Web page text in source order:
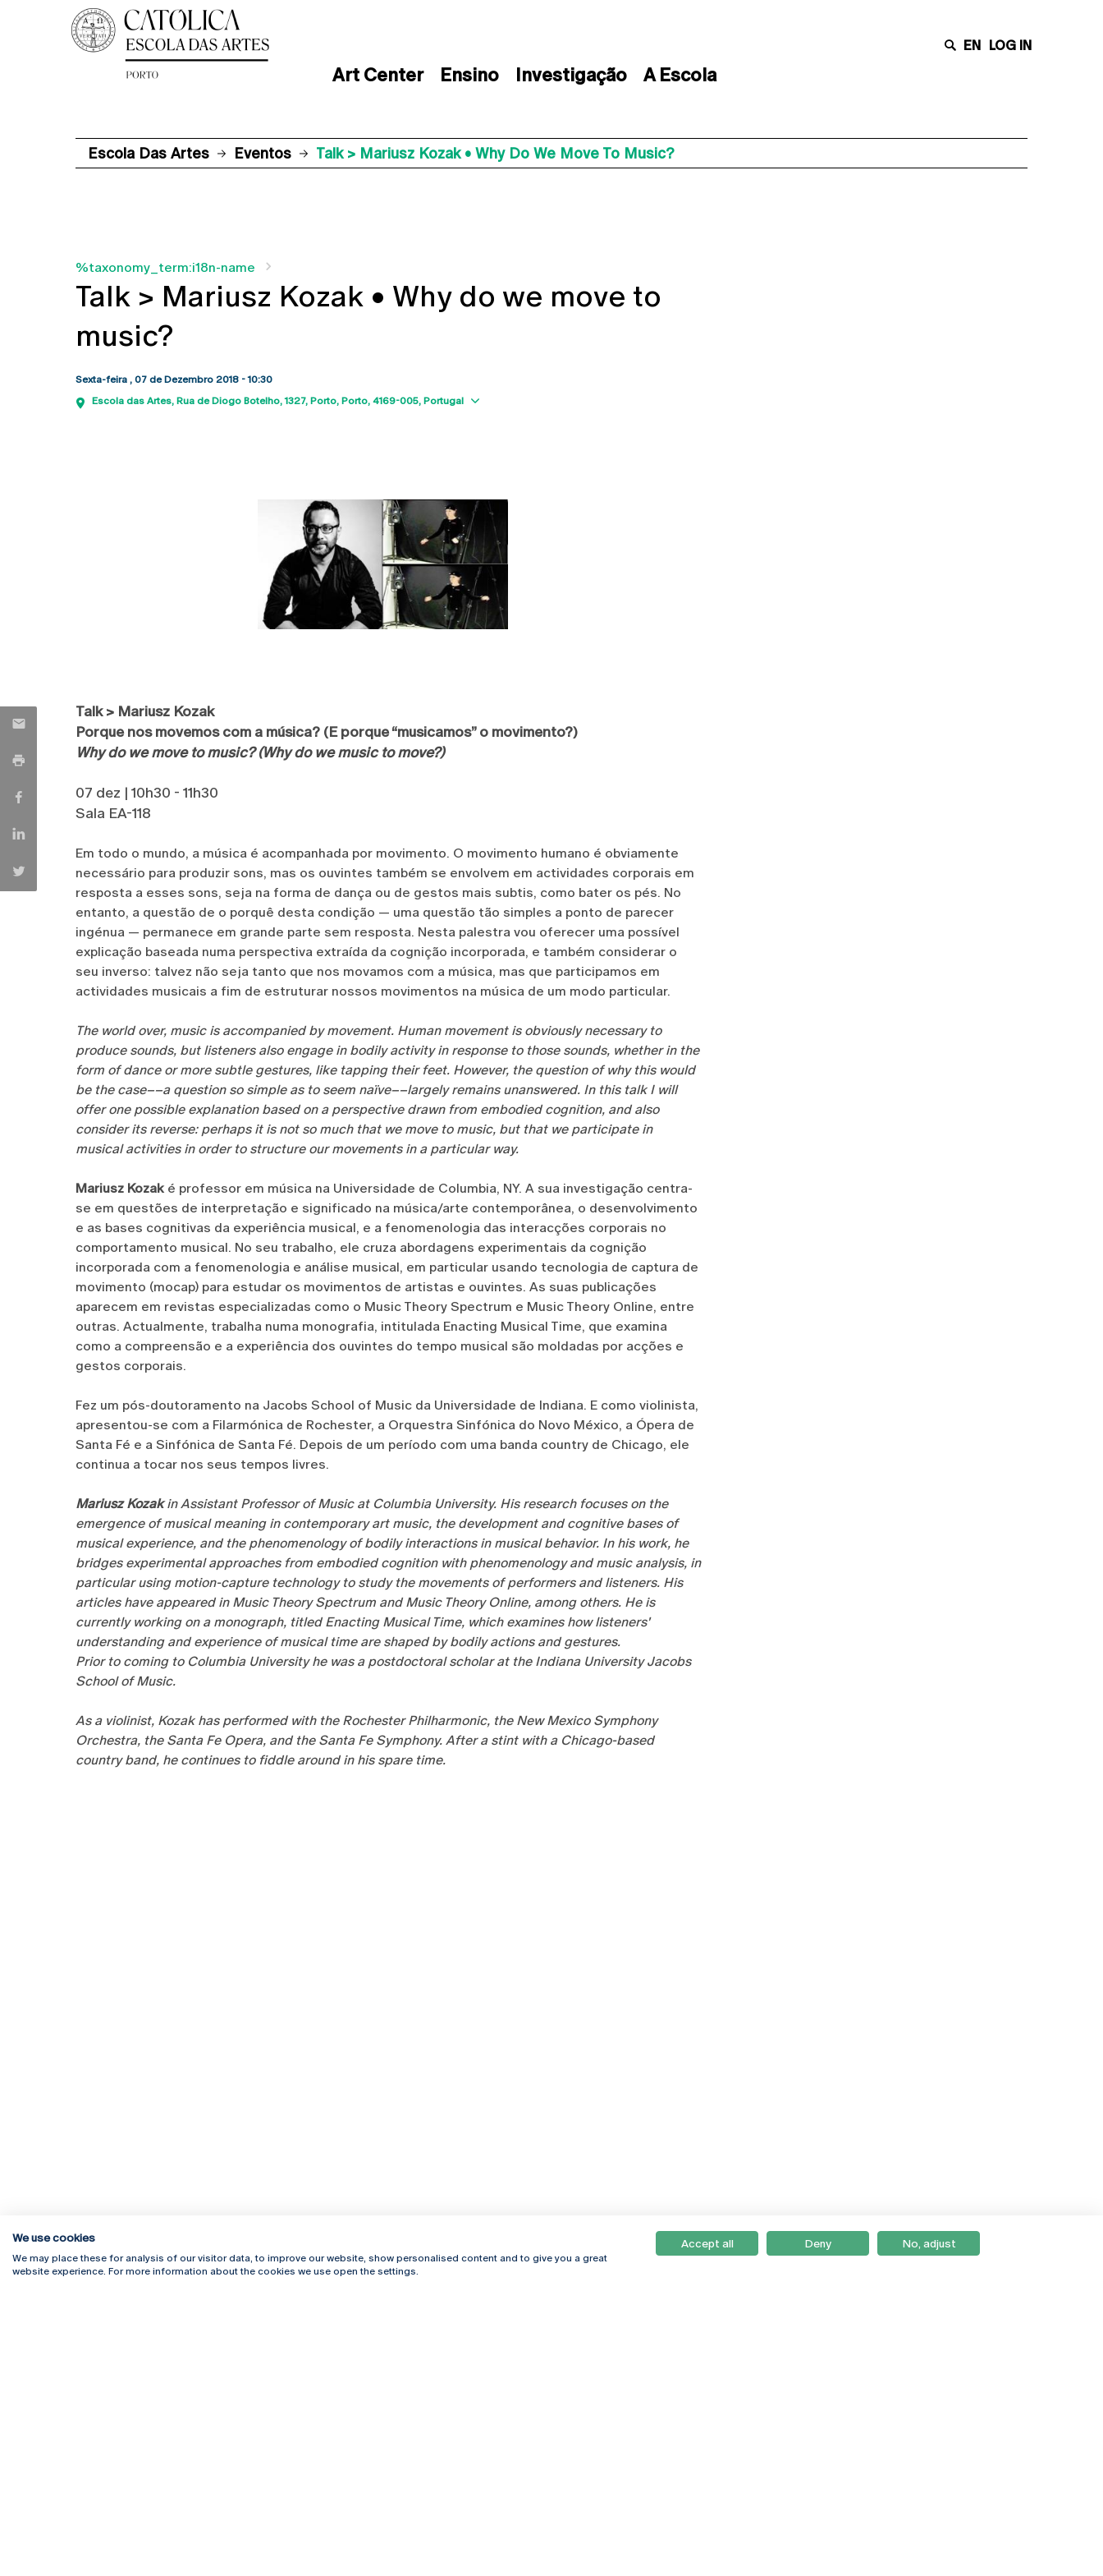
Art Center Ensino Investigação A Escola
EN LOG IN
Escola Das Artes Eventos Talk > Mariusz Kozak • Why Do We Move To Music?
%taxonomy_term:i18n-name
Talk > Mariusz Kozak • Why do we move to
music?
Sexta-feira , 07 de Dezembro 2018 - 10:30
Escola das Artes Rua de Diogo Botelho, 1327 Porto Porto 4169-005 Portugal
Talk > Mariusz Kozak
Porque nos movemos com a música? (E porque “musicamos” o movimento?)
Why do we move to music? (Why do we music to move?)
07 dez | 10h30 - 11h30
Sala EA-118
Em todo o mundo, a música é acompanhada por movimento. O movimento humano é obviamente
necessário para produzir sons, mas os ouvintes também se envolvem em actividades corporais em
resposta a esses sons, seja na forma de dança ou de gestos mais subtis, como bater os pés. No
entanto, a questão de o porquê desta condição — uma questão tão simples a ponto de parecer
ingénua — permanece em grande parte sem resposta. Nesta palestra vou oferecer uma possível
explicação baseada numa perspectiva extraída da cognição incorporada, e também considerar o
seu inverso: talvez não seja tanto que nos movamos com a música, mas que participamos em
actividades musicais a fim de estruturar nossos movimentos na música de um modo particular.
The world over, music is accompanied by movement. Human movement is obviously necessary to
produce sounds, but listeners also engage in bodily activity in response to those sounds, whether in the
form of dance or more subtle gestures, like tapping their feet. However, the question of why this would
be the case––a question so simple as to seem naïve––largely remains unanswered. In this talk I will
offer one possible explanation based on a perspective drawn from embodied cognition, and also
consider its reverse: perhaps it is not so much that we move to music, but that we participate in
musical activities in order to structure our movements in a particular way.
Mariusz Kozak é professor em música na Universidade de Columbia, NY. A sua investigação centra-
se em questões de interpretação e significado na música/arte contemporânea, o desenvolvimento
e as bases cognitivas da experiência musical, e a fenomenologia das interacções corporais no
comportamento musical. No seu trabalho, ele cruza abordagens experimentais da cognição
incorporada com a fenomenologia e análise musical, em particular usando tecnologia de captura de
movimento (mocap) para estudar os movimentos de artistas e ouvintes. As suas publicações
aparecem em revistas especializadas como o Music Theory Spectrum e Music Theory Online, entre
outras. Actualmente, trabalha numa monografia, intitulada Enacting Musical Time, que examina
como a compreensão e a experiência dos ouvintes do tempo musical são moldadas por acções e
gestos corporais.
Fez um pós-doutoramento na Jacobs School of Music da Universidade de Indiana. E como violinista,
apresentou-se com a Filarmónica de Rochester, a Orquestra Sinfónica do Novo México, a Ópera de
Santa Fé e a Sinfónica de Santa Fé. Depois de um período com uma banda country de Chicago, ele
continua a tocar nos seus tempos livres.
Mariusz Kozakin Assistant Professor of Music at Columbia University. His research focuses on the
emergence of musical meaning in contemporary art music, the development and cognitive bases of
musical experience, and the phenomenology of bodily interactions in musical behavior. In his work, he
bridges experimental approaches from embodied cognition with phenomenology and music analysis, in
particular using motion-capture technology to study the movements of performers and listeners. His
articles have appeared in Music Theory Spectrum and Music Theory Online, among others. He is
currently working on a monograph, titled Enacting Musical Time, which examines how listeners'
understanding and experience of musical time are shaped by bodily actions and gestures.
Prior to coming to Columbia University he was a postdoctoral scholar at the Indiana University Jacobs
School of Music.
As a violinist, Kozak has performed with the Rochester Philharmonic, the New Mexico Symphony
Orchestra, the Santa Fe Opera, and the Santa Fe Symphony. After a stint with a Chicago-based
country band, he continues to fiddle around in his spare time.
Rua Diogo Botelho 1327
Campus Online
We use cookies
We may place these for analysis of our visitor data, to improve our website, show personalised content and to give you a great
website experience. For more information about the cookies we use open the settings.
Accept all Deny No, adjust